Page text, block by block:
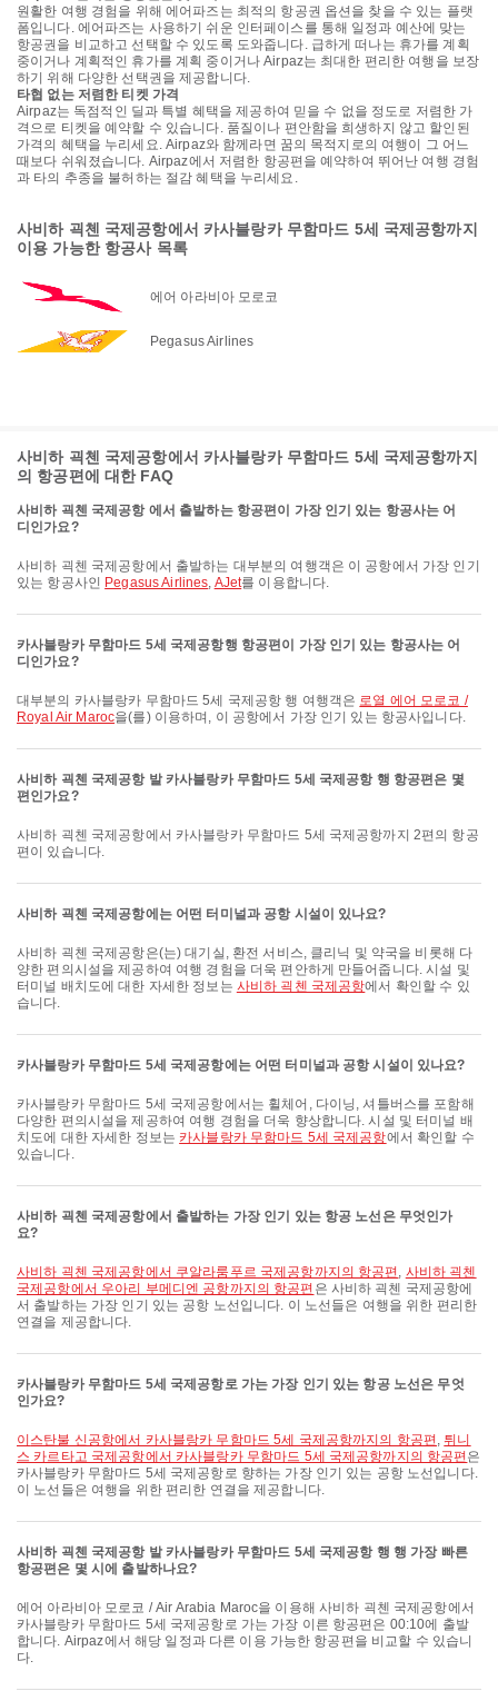
원활한 여행 경험을 위해 에어파즈는 최적의 항공권 옵션을 찾을 수 있는 플랫
폼입니다. 에어파즈는 사용하기 쉬운 인터페이스를 통해 일정과 예산에 맞는
항공권을 비교하고 선택할 수 있도록 도와줍니다. 급하게 떠나는 휴가를 계획
중이거나 계획적인 휴가를 계획 중이거나 Airpaz는 최대한 편리한 여행을 보장
하기 위해 다양한 선택권을 제공합니다.
타협 없는 저렴한 티켓 가격
Airpaz는 독점적인 딜과 특별 혜택을 제공하여 믿을 수 없을 정도로 저렴한 가
격으로 티켓을 예약할 수 있습니다. 품질이나 편안함을 희생하지 않고 할인된
가격의 혜택을 누리세요. Airpaz와 함께라면 꿈의 목적지로의 여행이 그 어느
때보다 쉬워졌습니다. Airpaz에서 저렴한 항공편을 예약하여 뛰어난 여행 경험
과 타의 추종을 불허하는 절감 혜택을 누리세요.
사비하 괵첸 국제공항에서 카사블랑카 무함마드 5세 국제공항까지
이용 가능한 항공사 목록
에어 아라비아 모로코
Pegasus Airlines
사비하 괵첸 국제공항에서 카사블랑카 무함마드 5세 국제공항까지
의 항공편에 대한 FAQ
사비하 괵첸 국제공항 에서 출발하는 항공편이 가장 인기 있는 항공사는 어
디인가요?
사비하 괵첸 국제공항에서 출발하는 대부분의 여행객은 이 공항에서 가장 인기
있는 항공사인 Pegasus Airlines, AJet를 이용합니다.
카사블랑카 무함마드 5세 국제공항행 항공편이 가장 인기 있는 항공사는 어
디인가요?
대부분의 카사블랑카 무함마드 5세 국제공항 행 여행객은 로열 에어 모로코 /
Royal Air Maroc을(를) 이용하며, 이 공항에서 가장 인기 있는 항공사입니다.
사비하 괵첸 국제공항 발 카사블랑카 무함마드 5세 국제공항 행 항공편은 몇
편인가요?
사비하 괵첸 국제공항에서 카사블랑카 무함마드 5세 국제공항까지 2편의 항공
편이 있습니다.
사비하 괵첸 국제공항에는 어떤 터미널과 공항 시설이 있나요?
사비하 괵첸 국제공항은(는) 대기실, 환전 서비스, 클리닉 및 약국을 비롯해 다
양한 편의시설을 제공하여 여행 경험을 더욱 편안하게 만들어줍니다. 시설 및
터미널 배치도에 대한 자세한 정보는 사비하 괵첸 국제공항에서 확인할 수 있
습니다.
카사블랑카 무함마드 5세 국제공항에는 어떤 터미널과 공항 시설이 있나요?
카사블랑카 무함마드 5세 국제공항에서는 휠체어, 다이닝, 셔틀버스를 포함해
다양한 편의시설을 제공하여 여행 경험을 더욱 향상합니다. 시설 및 터미널 배
치도에 대한 자세한 정보는카사블랑카 무함마드 5세 국제공항에서 확인할 수
있습니다.
사비하 괵첸 국제공항에서 출발하는 가장 인기 있는 항공 노선은 무엇인가
요?
사비하 괵첸 국제공항에서 쿠알라룸푸르 국제공항까지의 항공편 , 사비하 괵첸
국제공항에서 우아리 부메디엔 공항까지의 항공편 은 사비하 괵첸 국제공항에
서 출발하는 가장 인기 있는 공항 노선입니다. 이 노선들은 여행을 위한 편리한
연결을 제공합니다.
카사블랑카 무함마드 5세 국제공항로 가는 가장 인기 있는 항공 노선은 무엇
인가요?
이스탄불 신공항에서 카사블랑카 무함마드 5세 국제공항까지의 항공편 ,튀니
스 카르타고 국제공항에서 카사블랑카 무함마드 5세 국제공항까지의 항공편 은
카사블랑카 무함마드 5세 국제공항로 향하는 가장 인기 있는 공항 노선입니다.
이 노선들은 여행을 위한 편리한 연결을 제공합니다.
사비하 괵첸 국제공항 발 카사블랑카 무함마드 5세 국제공항 행 행 가장 빠른
항공편은 몇 시에 출발하나요?
에어 아라비아 모로코 / Air Arabia Maroc을 이용해 사비하 괵첸 국제공항에서
카사블랑카 무함마드 5세 국제공항로 가는 가장 이른 항공편은 00:10에 출발
합니다. Airpaz에서 해당 일정과 다른 이용 가능한 항공편을 비교할 수 있습니
다.